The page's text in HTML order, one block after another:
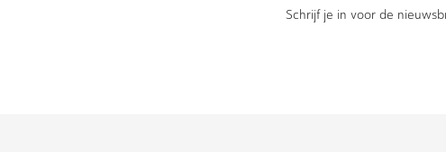
Schrijf je in voor de